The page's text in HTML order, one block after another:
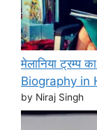
मेलानिया ट्रम्प
Biography in
by Niraj Singh